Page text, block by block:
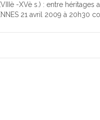
-XVè s.) : entre héritages
21 avril 2009 à 20h30